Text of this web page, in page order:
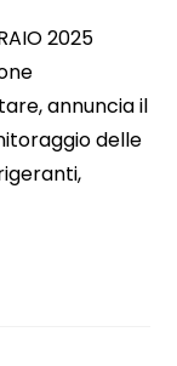
2025
annuncia il
delle